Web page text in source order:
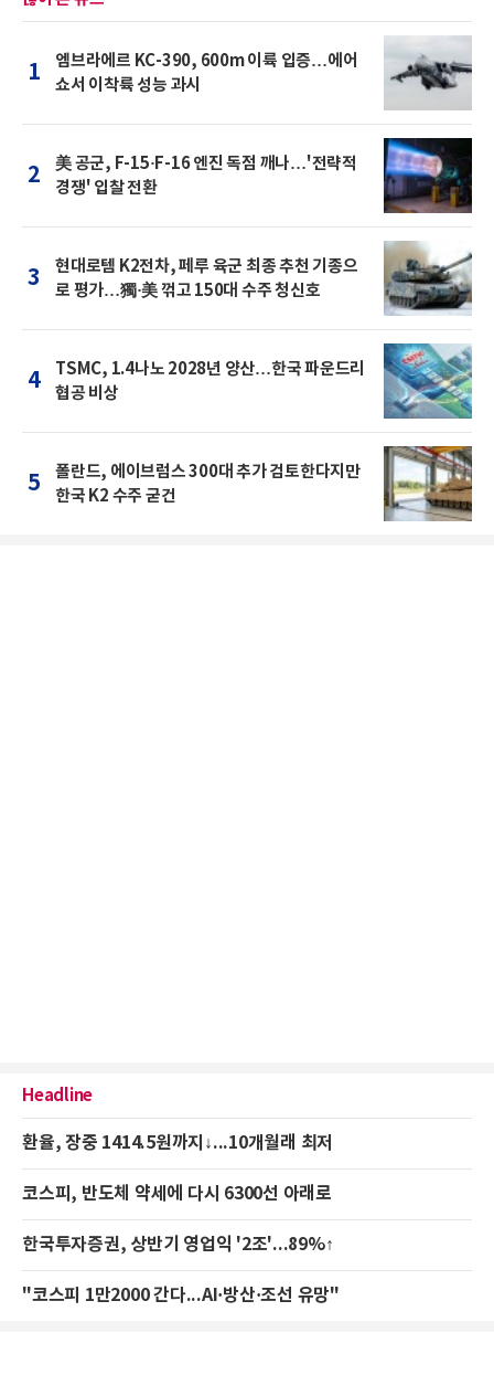
1
엠브라에르 KC-390, 600m 이륙 입증…에어
쇼서 이착륙 성능 과시
2
美 공군, F-15·F-16 엔진 독점 깨나…'전략적
경쟁' 입찰 전환
3
현대로템 K2전차, 페루 육군 최종 추천 기종으
로 평가…獨·美 꺾고 150대 수주 청신호
4
TSMC, 1.4나노 2028년 양산…한국 파운드리
협공 비상
5
폴란드, 에이브럼스 300대 추가 검토한다지만
한국 K2 수주 굳건
Headline
환율, 장중 1414.5원까지↓...10개월래 최저
코스피, 반도체 약세에 다시 6300선 아래로
한국투자증권, 상반기 영업익 '2조'...89%↑
"코스피 1만2000 간다...AI·방산·조선 유망"